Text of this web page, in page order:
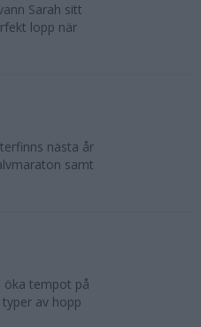
Sarah sitt
lopp när
nästa år
samt
öka tempot på
av hopp